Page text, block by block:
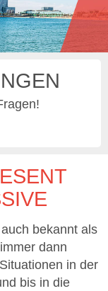
bekannt als
dann
in der
bis in die